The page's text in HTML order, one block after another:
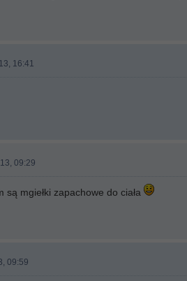
16:41
09:29
mgiełki zapachowe do ciała
09:59